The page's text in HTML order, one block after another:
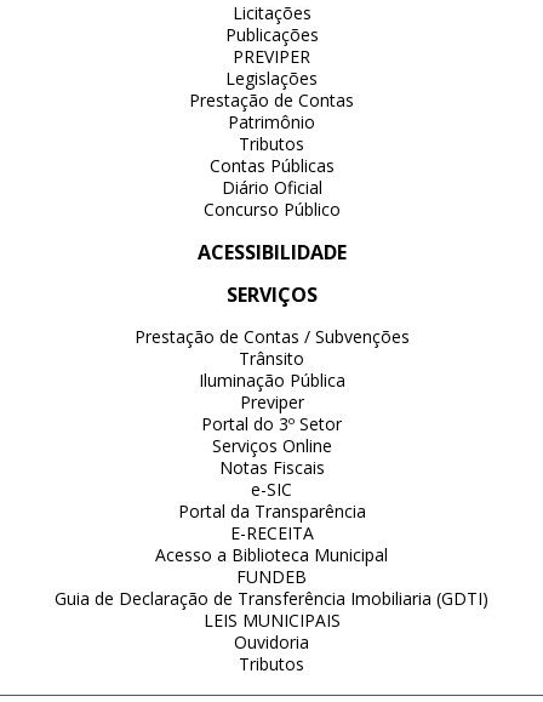
Licitações
Publicações
PREVIPER
Legislações
Prestação de Contas
Patrimônio
Tributos
Contas Públicas
Diário Oficial
Concurso Público
ACESSIBILIDADE
SERVIÇOS
Prestação de Contas / Subvenções
Trânsito
Iluminação Pública
Previper
Portal do 3º Setor
Serviços Online
Notas Fiscais
e-SIC
Portal da Transparência
E-RECEITA
Acesso a Biblioteca Municipal
FUNDEB
Guia de Declaração de Transferência Imobiliaria (GDTI)
LEIS MUNICIPAIS
Ouvidoria
Tributos